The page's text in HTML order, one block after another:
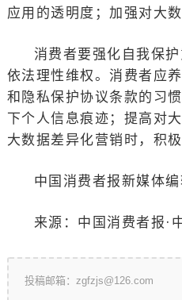
应用的透明度；加强对大
消费者要强化自我保
依法理性维权。消费者应
和隐私保护协议条款的习
下个人信息痕迹；提高对
大数据差异化营销时，积
中国消费者报新媒体
来源：中国消费者报·
投稿邮箱：zgfzjs@126.com